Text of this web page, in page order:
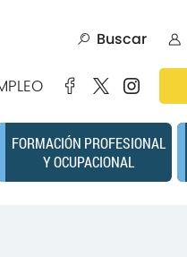
Buscar
FORMACIÓN PROFESIONAL
Y OCUPACIONAL